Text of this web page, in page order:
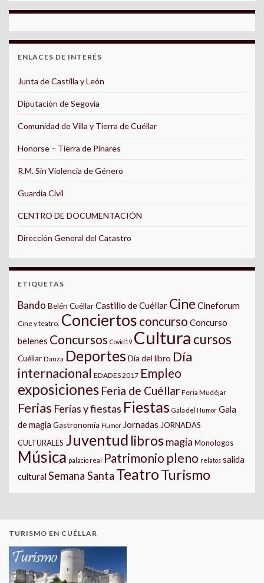
ENLACES DE INTERÉS
Junta de Castilla y León
Diputación de Segovia
Comunidad de Villa y Tierra de Cuéllar
Honorse – Tierra de Pinares
R.M. Sin Violencia de Género
Guardia Civil
CENTRO DE DOCUMENTACIÓN
Dirección General del Catastro
ETIQUETAS
Bando Belén CuéllarCastillo de Cuéllar Cine Cineforum
Cine y teatro. Conciertos concurso Concurso
belenes Concursos Covid19 Cultura cursos
Cuéllar Danza Deportes Día del libro Día
internacional EDADES 2017 Empleo
exposiciones Feria de Cuéllar Feria Mudéjar
Ferias Ferias y fiestas Fiestas Gala del Humor Gala
de magia Gastronomía Humor Jornadas JORNADAS
CULTURALES Juventud libros magia Monologos
Música palacio real Patrimonio pleno relatos salida
cultural Semana Santa TeatroTurismo
TURISMO EN CUÉLLAR